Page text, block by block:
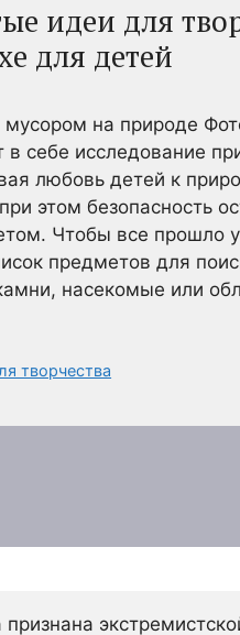
идеи для
для детей
мусором на природе
в себе исследование
любовь детей к
этом безопасность
Чтобы все прошло
предметов для
насекомые или
творчества
признана